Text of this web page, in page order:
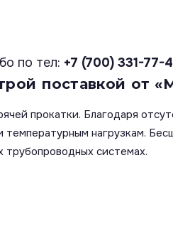
по тел: +7 (700) 331-77-
поставкой от
прокатки. Благодаря
нагрузкам.
трубопроводных системах.